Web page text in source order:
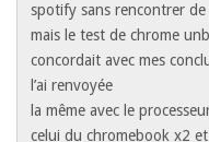
chromeOS !
j’avais utilisé une appli de
me montrait que le CPU
souvent les 100%
suis dit que même avec
améliorations logicielles,